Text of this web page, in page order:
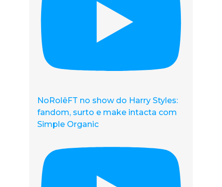
NoRolêFT no show do Harry Styles:
fandom, surto e make intacta com
Simple Organic